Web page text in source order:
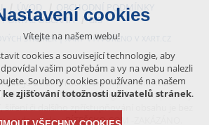
ÚVOD
OBCHODNÍ PODMÍNKY
PORTÁL OBČANA
GIS
VYTVOŘENO V XART.CZ
je chráněn autorským právem, které
užití článků a fotografií z této podoby
vydavatele – BÍTEŠSKO.COM -ZAKÁZÁNO.
cookies
Vítejte na našem webu!
cookies a související technologie, aby
vašim potřebám a vy na webu nalezli
Soubory cookies používané na našem
ke zjišťování totožnosti uživatelů stránek.